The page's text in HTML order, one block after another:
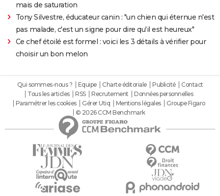
mais de saturation
Tony Silvestre, éducateur canin : "un chien qui éternue n'est
pas malade, c'est un signe pour dire qu'il est heureux"
Ce chef étoilé est formel : voici les 3 détails à vérifier pour
choisir un bon melon
Qui sommes-nous ? Equipe Charte éditoriale Publicité
Contact
Tous les articles
RSS Recrutement
Données personnelles
Paramétrer les cookies
Gérer Utiq Mentions légales
Groupe Figaro
© 2026 CCM Benchmark